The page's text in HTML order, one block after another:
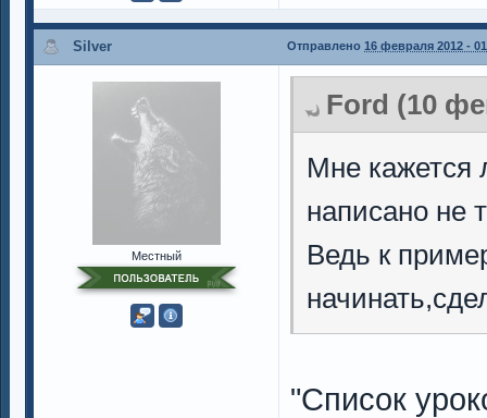
Silver Отправлено 16 февраля 2012 -
Местный
Ford (10
Мне кажется
написано не
Ведь к
"Список